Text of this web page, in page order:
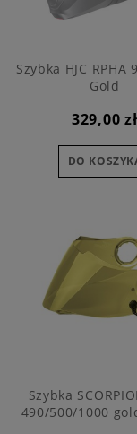
Szybka HJC RPHA
Gold
329,00 zł
DO
Szybka
490/500/1000